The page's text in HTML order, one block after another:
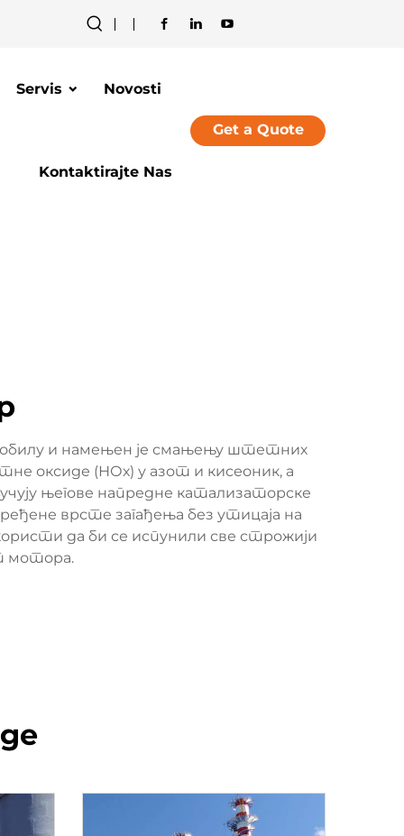
Servis Novosti
Kontaktirajte Nas
Get a Quote
и намењен је смањењу штетних
оксиде (НОх) у азот и кисеоник, а
његове напредне катализаторске
врсте загађења без утицаја на
да би се испунили све строжији
мотора.